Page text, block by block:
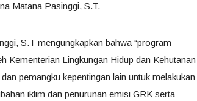
Matana Pasinggi, S.T.
S.T mengungkapkan bahwa “program
Kementerian Lingkungan Hidup dan Kehutanan
pemangku kepentingan lain untuk melakukan
iklim dan penurunan emisi GRK serta